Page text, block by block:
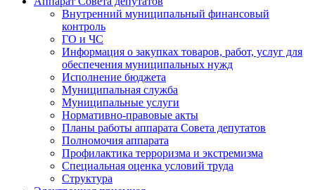
Внутренний муниципальный финансовый
контроль
ГО и ЧС
Информация о закупках товаров, работ, услуг для
обеспечения муниципальных нужд
Исполнение бюджета
Муниципальная служба
Муниципальные услуги
Нормативно-правовые акты
Планы работы аппарата Совета депутатов
Полномочия аппарата
Профилактика терроризма и экстремизма
Специальная оценка условий труда
Структура